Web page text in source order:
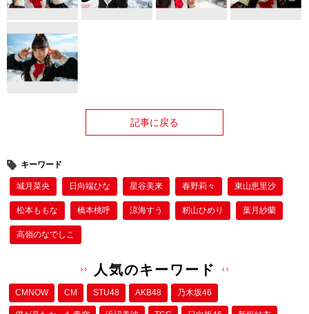
記事に戻る
キーワード
城月菜央 日向端ひな 星谷美来 春野莉々 東山恵里沙
松本ももな 橋本桃呼 涼海すう 籾山ひめり 葉月紗蘭
高嶺のなでしこ
人気のキーワード
CMNOW CM STU48 AKB48 乃木坂46